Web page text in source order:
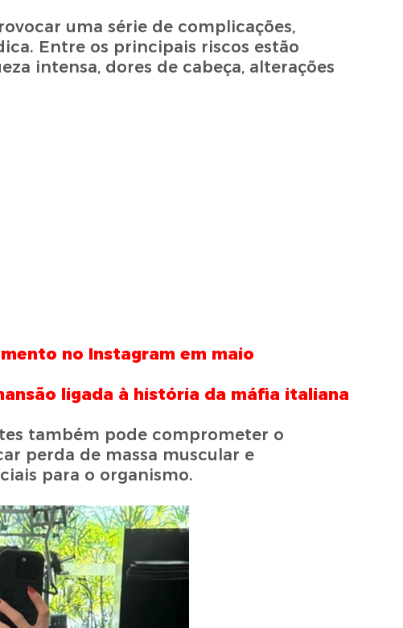
uma série de complicações,
Entre os principais riscos estão
intensa, dores de cabeça, alterações
no Instagram em maio
ligada à história da máfia italiana
também pode comprometer o
perda de massa muscular e
para o organismo.